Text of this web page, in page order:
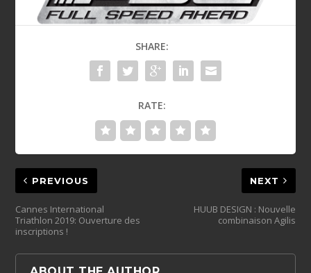
SHARE:
RATE:
PREVIOUS
Cannes International
Triathlon 2019: Ouverture des
inscriptions !
NEXT
HUUB DESIGN : Nouvelle
combinaison Agilis